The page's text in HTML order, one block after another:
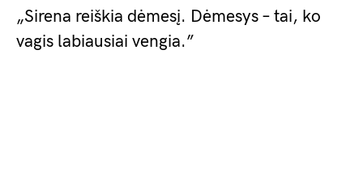
„Sirena reiškia dėmesį. Dėmesys – tai, ko
vagis labiausiai vengia.”